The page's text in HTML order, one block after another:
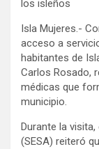
los isleños
Isla Mujeres.-
acceso a
habitantes de
Carlos Rosado,
médicas que
municipio.
Durante la
(SESA) reiteró